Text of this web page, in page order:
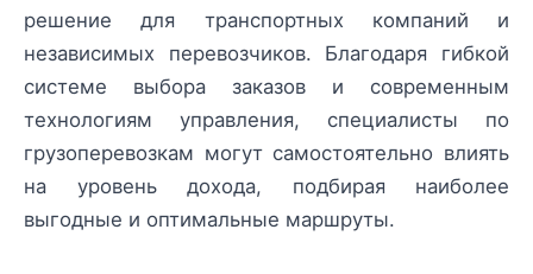
решение для транспортных компаний и
независимых перевозчиков. Благодаря гибкой
системе выбора заказов и современным
технологиям управления, специалисты по
грузоперевозкам могут самостоятельно влиять
на уровень дохода, подбирая наиболее
выгодные и оптимальные маршруты.